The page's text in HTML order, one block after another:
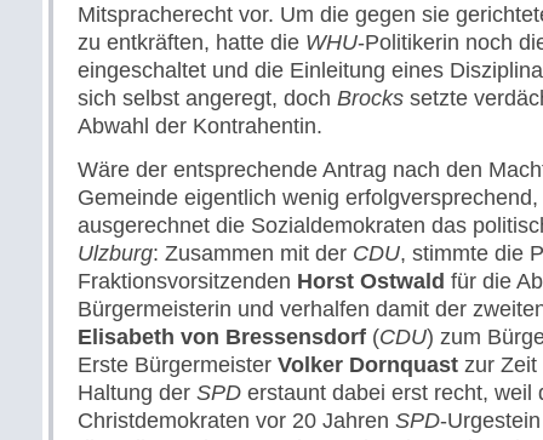
Mitspracherecht vor. Um die gegen sie
zu entkräften, hatte die WHU-Politikerin noch
eingeschaltet und die Einleitung eines
sich selbst angeregt, doch Brocks setzte
Abwahl der Kontrahentin.
Wäre der entsprechende Antrag nach den
Gemeinde eigentlich wenig
ausgerechnet die Sozialdemokraten das
Ulzburg: Zusammen mit der CDU, stimmte die
Fraktionsvorsitzenden Horst Ostwald für die
Bürgermeisterin und verhalfen damit der
Elisabeth von Bressensdorf (CDU) zum
Erste Bürgermeister Volker Dornquast zur Zeit
Haltung der SPD erstaunt dabei erst recht, weil
Christdemokraten vor 20 Jahren SPD-